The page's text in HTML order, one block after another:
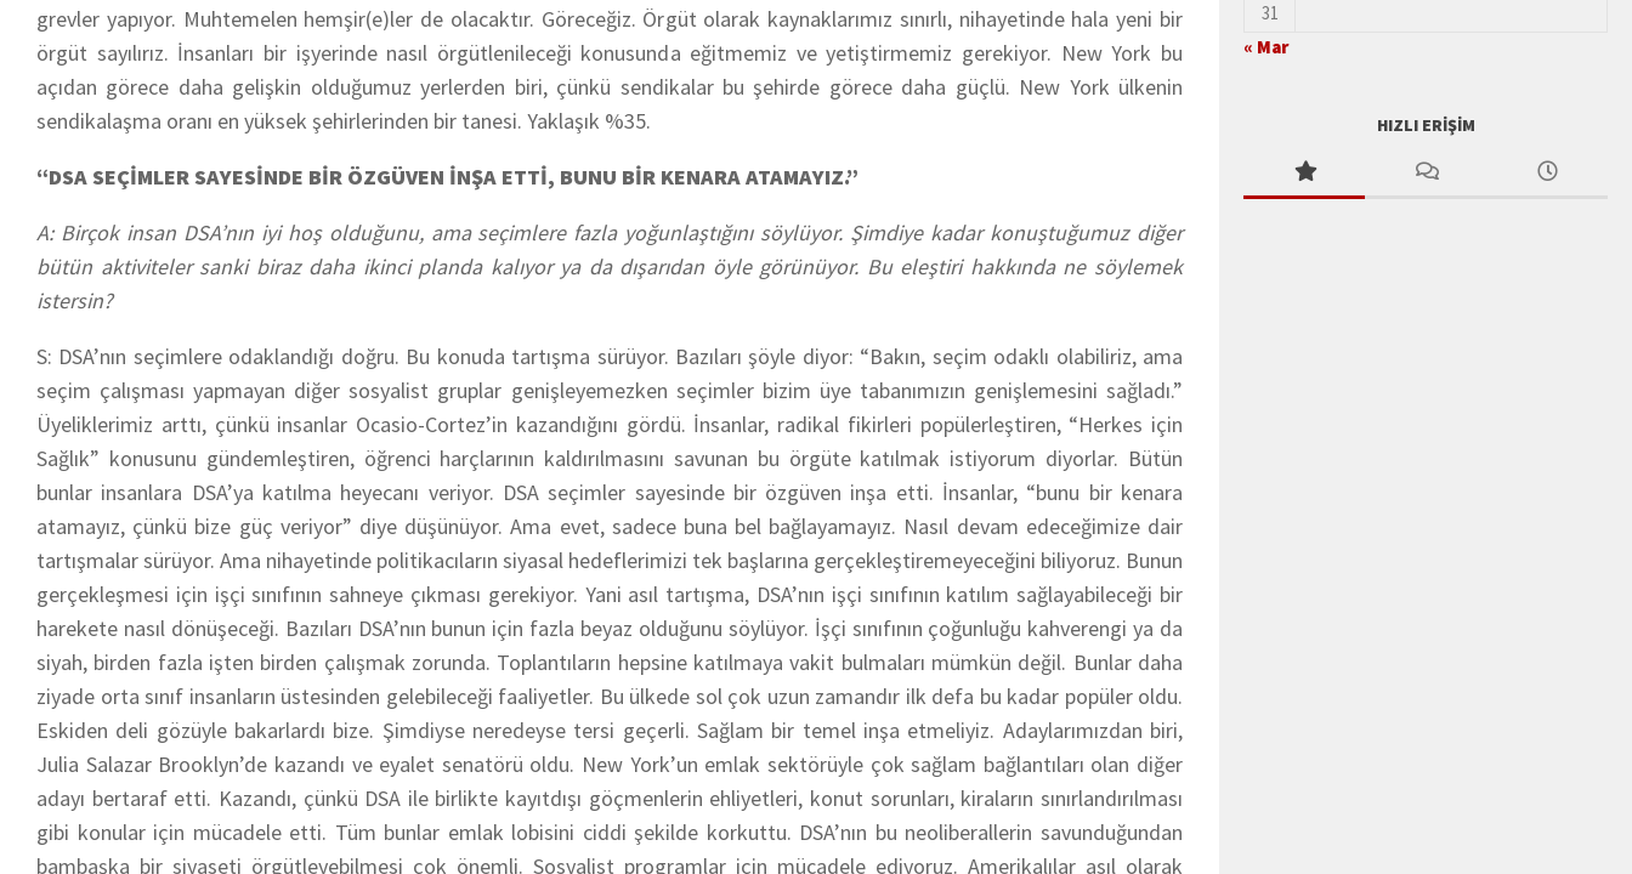
grevler yapıyor. Muhtemelen hemşir(e)ler de olacaktır. Göreceğiz. Örgüt olarak kaynaklarımız sınırlı, nihayetinde hala yeni bir
örgüt sayılırız. İnsanları bir işyerinde nasıl örgütlenileceği konusunda eğitmemiz ve yetiştirmemiz gerekiyor. New York bu
açıdan görece daha gelişkin olduğumuz yerlerden biri, çünkü sendikalar bu şehirde görece daha güçlü. New York ülkenin
sendikalaşma oranı en yüksek şehirlerinden bir tanesi. Yaklaşık %35.
“DSA SEÇİMLER SAYESİNDE BİR ÖZGÜVEN İNŞA ETTİ, BUNU BİR KENARA ATAMAYIZ.”
A: Birçok insan DSA’nın iyi hoş olduğunu, ama seçimlere fazla yoğunlaştığını söylüyor. Şimdiye kadar konuştuğumuz diğer
bütün aktiviteler sanki biraz daha ikinci planda kalıyor ya da dışarıdan öyle görünüyor. Bu eleştiri hakkında ne söylemek
istersin?
S: DSA’nın seçimlere odaklandığı doğru. Bu konuda tartışma sürüyor. Bazıları şöyle diyor: “Bakın, seçim odaklı olabiliriz, ama
seçim çalışması yapmayan diğer sosyalist gruplar genişleyemezken seçimler bizim üye tabanımızın genişlemesini sağladı.”
Üyeliklerimiz arttı, çünkü insanlar Ocasio-Cortez’in kazandığını gördü. İnsanlar, radikal fikirleri popülerleştiren, “Herkes için
Sağlık” konusunu gündemleştiren, öğrenci harçlarının kaldırılmasını savunan bu örgüte katılmak istiyorum diyorlar. Bütün
bunlar insanlara DSA’ya katılma heyecanı veriyor. DSA seçimler sayesinde bir özgüven inşa etti. İnsanlar, “bunu bir kenara
atamayız, çünkü bize güç veriyor” diye düşünüyor. Ama evet, sadece buna bel bağlayamayız. Nasıl devam edeceğimize dair
tartışmalar sürüyor. Ama nihayetinde politikacıların siyasal hedeflerimizi tek başlarına gerçekleştiremeyeceğini biliyoruz. Bunun
gerçekleşmesi için işçi sınıfının sahneye çıkması gerekiyor. Yani asıl tartışma, DSA’nın işçi sınıfının katılım sağlayabileceği bir
harekete nasıl dönüşeceği. Bazıları DSA’nın bunun için fazla beyaz olduğunu söylüyor. İşçi sınıfının çoğunluğu kahverengi ya da
siyah, birden fazla işten birden çalışmak zorunda. Toplantıların hepsine katılmaya vakit bulmaları mümkün değil. Bunlar daha
ziyade orta sınıf insanların üstesinden gelebileceği faaliyetler. Bu ülkede sol çok uzun zamandır ilk defa bu kadar popüler oldu.
Eskiden deli gözüyle bakarlardı bize. Şimdiyse neredeyse tersi geçerli. Sağlam bir temel inşa etmeliyiz. Adaylarımızdan biri,
Julia Salazar Brooklyn’de kazandı ve eyalet senatörü oldu. New York’un emlak sektörüyle çok sağlam bağlantıları olan diğer
adayı bertaraf etti. Kazandı, çünkü DSA ile birlikte kayıtdışı göçmenlerin ehliyetleri, konut sorunları, kiraların sınırlandırılması
gibi konular için mücadele etti. Tüm bunlar emlak lobisini ciddi şekilde korkuttu. DSA’nın bu neoliberallerin savunduğundan
bambaşka bir siyaseti örgütleyebilmesi çok önemli. Sosyalist programlar için mücadele ediyoruz. Amerikalılar asıl olarak
31
« Mar
HIZLI ERIŞIM